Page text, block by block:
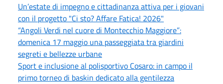
Un’estate di impegno e cittadinanza attiva per i giovani
con il progetto "Ci sto? Affare Fatica! 2026"
“Angoli Verdi nel cuore di Montecchio Maggiore”:
domenica 17 maggio una passeggiata tra giardini
segreti e bellezze urbane
Sport e inclusione al polisportivo Cosaro: in campo il
primo torneo di baskin dedicato alla gentilezza